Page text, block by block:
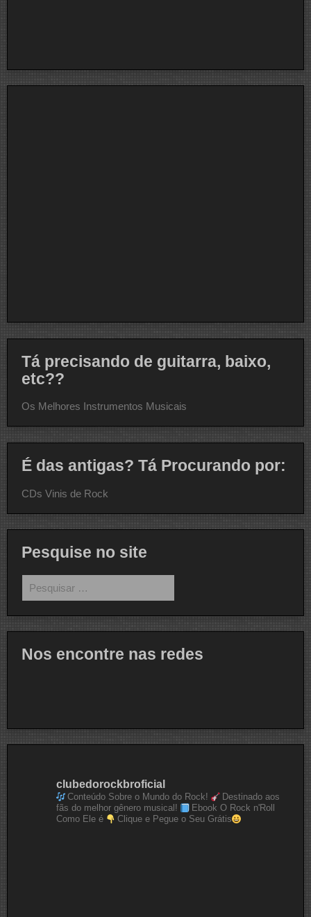
Tá precisando de guitarra, baixo,
etc??
Os Melhores Instrumentos Musicais
É das antigas? Tá Procurando por:
CDs Vinis de Rock
Pesquise no site
por:
Nos encontre nas redes
clubedorockbroficial
Conteúdo Sobre o Mundo do Rock!
Destinado aos
fãs do melhor gênero musical!
Ebook O Rock n'Roll
Como Ele é
Clique e Pegue o Seu Grátis